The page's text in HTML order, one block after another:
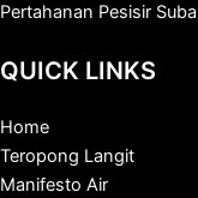
Pertahanan Pesisir
QUICK LINKS
Home
Teropong Langit
Manifesto Air